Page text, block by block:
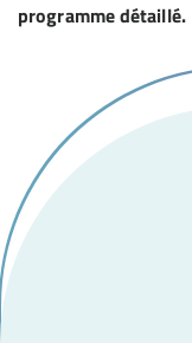
programme détaillé.